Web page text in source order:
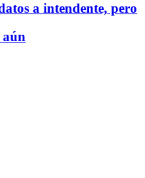
a intendente, pero
aún